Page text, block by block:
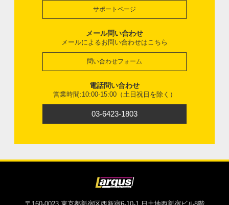
サポートページ
メール問い合わせ
メールによるお問い合わせはこちら
問い合わせフォーム
電話問い合わせ
営業時間:10:00-15:00（土日祝日を除く）
03-6423-1803